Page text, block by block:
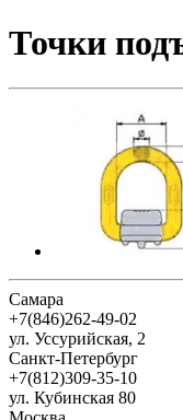
Точки
Самара
+7(846)262-49-02
ул. Уссурийская, 2
Санкт-Петербург
+7(812)309-35-10
ул. Кубинская 80